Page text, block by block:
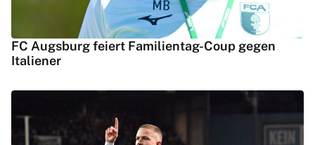
FC Augsburg feiert Familientag-Coup gegen
Italiener